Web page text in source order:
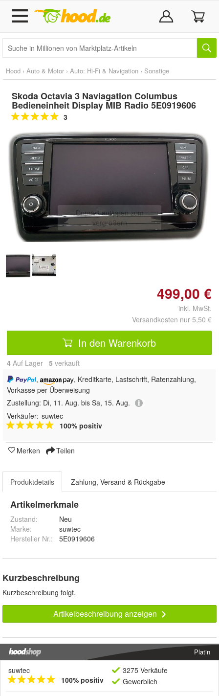
Hood › Auto & Motor › Auto: Hi-Fi & Navigation › Sonstige
Skoda Octavia 3 Naviagation Columbus
Bedieneinheit Display MIB Radio 5E0919606
3
Doppelt antippen zum
vergrößern
499,00 €
inkl. MwSt.
Versandkosten nur 5,50 €
In den Warenkorb
4 Auf Lager 5 verkauft
,
, Kreditkarte, Lastschrift, Ratenzahlung,
Vorkasse per Überweisung
Zustellung: Di, 11. Aug. bis Sa, 15. Aug.
Verkäufer: suwtec
100% positiv
Merken Teilen
Produktdetails Zahlung, Versand & Rückgabe
Artikelmerkmale
Zustand:
Neu
Marke:
suwtec
Hersteller Nr.:
5E0919606
Kurzbeschreibung
Kurzbeschreibung folgt.
Artikelbeschreibung anzeigen
Platin
suwtec
100% positiv
3275 Verkäufe
Gewerblich